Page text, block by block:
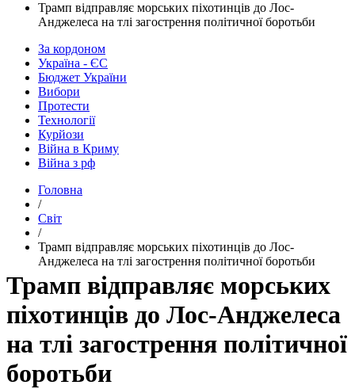
​Трамп відправляє морських піхотинців до Лос-
Анджелеса на тлі загострення політичної боротьби
За кордоном
Україна - ЄС
Бюджет України
Вибори
Протести
Технології
Курйози
Війна в Криму
Війна з рф
Головна
/
Світ
/
​Трамп відправляє морських піхотинців до Лос-
Анджелеса на тлі загострення політичної боротьби
​Трамп відправляє морських
піхотинців до Лос-Анджелеса
на тлі загострення політичної
боротьби